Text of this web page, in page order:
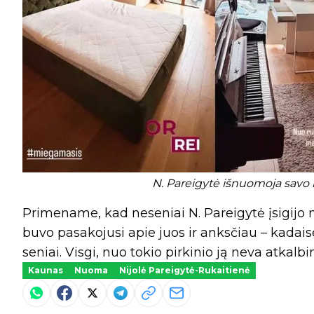
N. Pareigytė išnuomoja
Primename, kad neseniai N. Pareigytė
buvo pasakojusi apie juos ir anksčiau –
seniai. Visgi, nuo tokio pirkinio ją neva
Kaunas Nuoma Nijolė Pareigytė-Rukaitienė